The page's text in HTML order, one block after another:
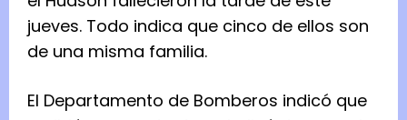
jueves. Todo indica que cinco de ellos son
de una misma familia.
El Departamento de Bomberos indicó que